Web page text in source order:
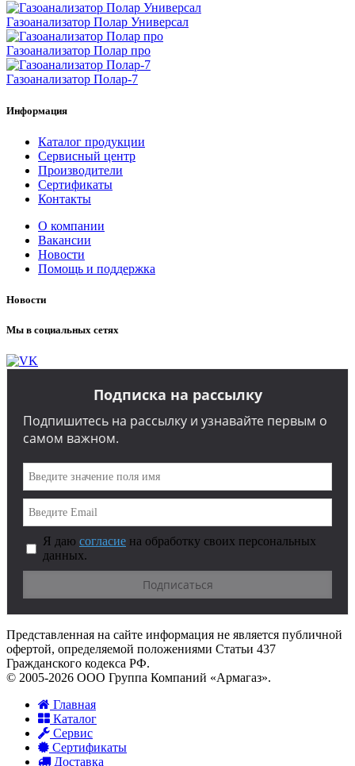
Газоанализатор Полар Универсал
Газоанализатор Полар про
Газоанализатор Полар-7
Информация
Каталог продукции
Сервисный центр
Производители
Сертификаты
Контакты
О компании
Вакансии
Новости
Помощь и поддержка
Новости
Мы в социальных сетях
Подписка на рассылку
Подпишитесь на рассылку и узнавайте первым о
самом важном.
Я даю согласие на обработку своих персональных
данных.
Представленная на сайте информация не является публичной
офертой, определяемой положениями Статьи 437
Гражданского кодекса РФ.
© 2005-2026 ООО Группа Компаний «Армагаз».
Главная
Каталог
Сервис
Сертификаты
Доставка